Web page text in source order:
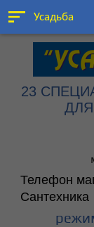
Усадьба
23
Телефон
Сантехника